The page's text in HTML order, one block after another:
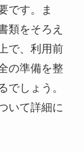
です。ま
類をそろえ
で、利用前
の準備を整
でしょう。
いて詳細に